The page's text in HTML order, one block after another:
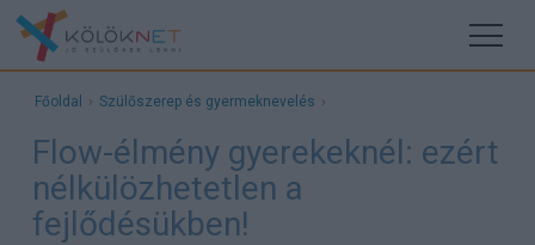
Főoldal › Szülőszerep és gyermeknevelés ›
Flow-élmény gyerekeknél: ezért
nélkülözhetetlen a
fejlődésükben!